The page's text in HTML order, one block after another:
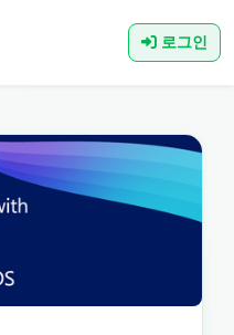
로그인